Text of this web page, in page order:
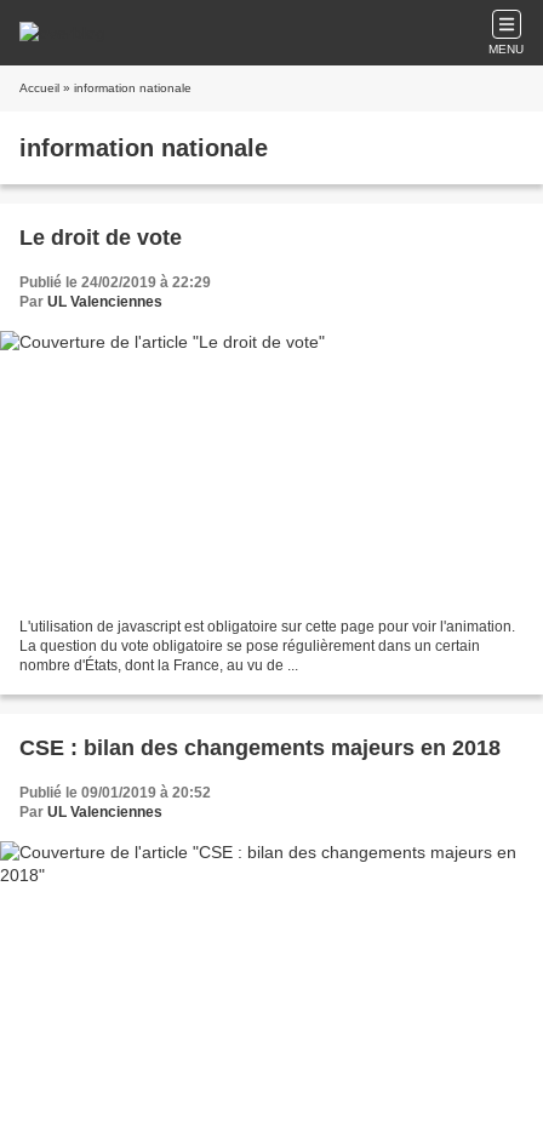
MENU
Accueil » information nationale
information nationale
Le droit de vote
Publié le 24/02/2019 à 22:29
Par UL Valenciennes
L'utilisation de javascript est obligatoire sur cette page pour voir l'animation.
La question du vote obligatoire se pose régulièrement dans un certain
nombre d'États, dont la France, au vu de ...
CSE : bilan des changements majeurs en 2018
Publié le 09/01/2019 à 20:52
Par UL Valenciennes